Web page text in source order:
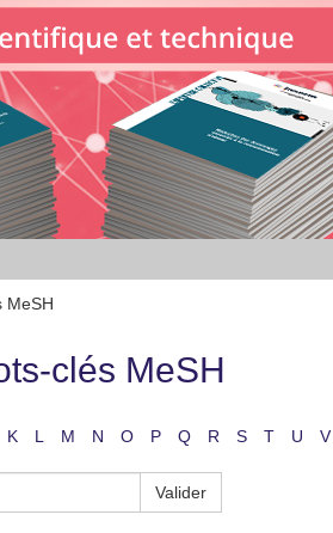
MeSH
clés MeSH
K L M N O P Q R S T U V
Valider